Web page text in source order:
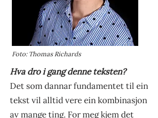
Foto: Thomas Richards
Hva dro i gang denne teksten?
Det som dannar fundamentet til ein
tekst vil alltid vere ein kombinasjon
av mange ting. For meg kjem det